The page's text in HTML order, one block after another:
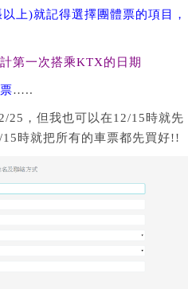
上)就記得選擇團體票的項目，
第一次搭乘KTX的日期
…..
25，但我也可以在12/15時就先
時就把所有的車票都先買好!!